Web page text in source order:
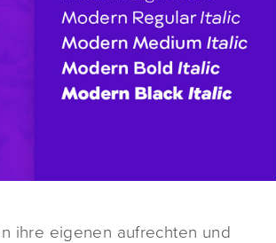
ihre eigenen aufrechten und